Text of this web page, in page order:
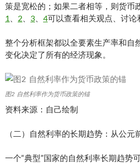
策是宽松的；如果二者相等，则货币
1
2 3 4可以查看相关观点、讨论
整个分析框架都以全要素生产率和自
变化决定了所有的经济现象。
图2 自然利率作为货币政策的锚
资料来源：自己绘制
（二）自然利率的长期趋势：从公元
一个“典型”国家的自然利率长期趋势